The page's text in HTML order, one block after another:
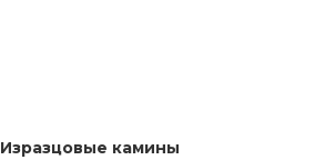
Изразцовые камины